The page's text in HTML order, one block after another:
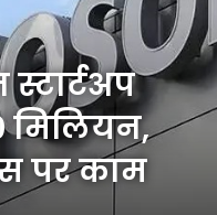
मिलियन,
पर काम